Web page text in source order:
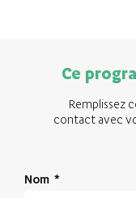
Ce
Remplissez
contact avec
Nom *